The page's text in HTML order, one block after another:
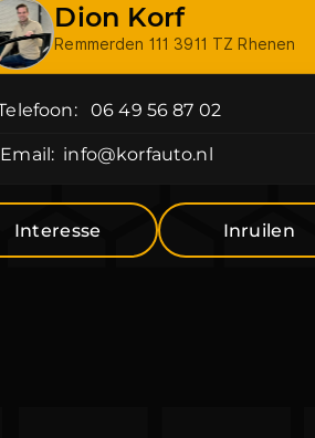
Dion Korf
Remmerden 111 3911 TZ Rhenen
06 49 56 87 02
Email: info@korfauto.nl
Interesse Inruilen